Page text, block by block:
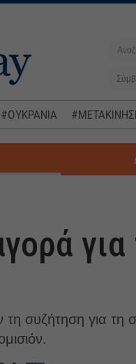
#ΟΥΚΡΑΝΙΑ
για
τη συζήτηση για